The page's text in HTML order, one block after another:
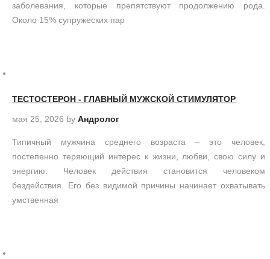
заболевания, которые препятствуют продолжению рода.
Около 15% супружеских пар
ТЕСТОСТЕРОН - ГЛАВНЫЙ МУЖСКОЙ СТИМУЛЯТОР
мая 25, 2026 by Андролог
Типичный мужчина среднего возраста – это человек,
постепенно теряющий интерес к жизни, любви, свою силу и
энергию. Человек действия становится человеком
бездействия. Его без видимой причины начинает охватывать
умственная